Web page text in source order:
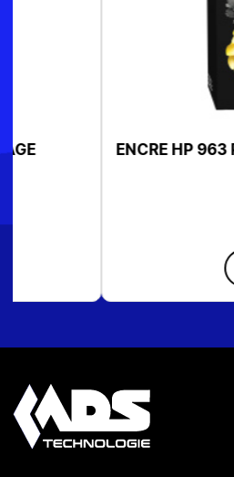
ENCRE HP 963 PACK DE 4
En savoir +